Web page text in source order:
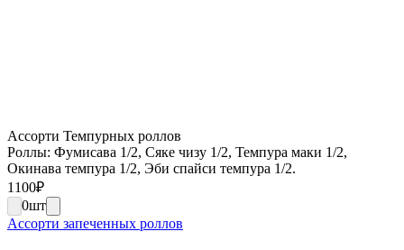
Ассорти Темпурных роллов
Роллы: Фумисава 1/2, Сяке чизу 1/2, Темпура маки 1/2,
Окинава темпура 1/2, Эби спайси темпура 1/2.
1100₽
0шт
Ассорти запеченных роллов